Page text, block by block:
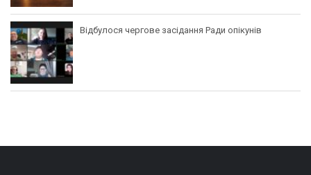
Відбулося чергове засідання Ради опікунів